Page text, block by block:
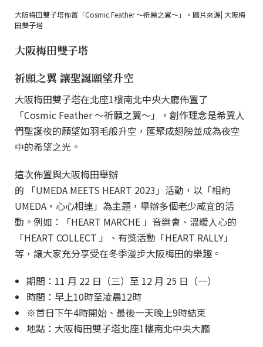
大阪梅田雙子塔佈置「Cosmic Feather ～祈願之翼～」。圖片來源| 大阪梅
田雙子塔
大阪梅田雙子塔
祈願之翼 讓聖誕願望升空
大阪梅田雙子塔在北座1樓南北中央大廳佈置了
「Cosmic Feather ～祈願之翼～」，創作理念是希冀人
們聖誕夜的願望如羽毛般升空，匯聚成翅膀並成為夜空
中的希望之光。
這次佈置與大阪梅田舉辦
的 「UMEDA MEETS HEART 2023」活動，以「相約
UMEDA，心心相連」為主題，舉辦多個老少咸宜的活
動。例如：「HEART MARCHE 」音樂會、溫暖人心的
「HEART COLLECT 」、有獎活動「HEART RALLY」
等，讓大家充分享受在冬季漫步大阪梅田的樂趣。
期間：11 月 22 日（三）至 12 月 25 日（一）
時間：早上10時至凌晨12時
※首日下午4時開始、最後一天晚上9時結束
地點：大阪梅田雙子塔北座1樓南北中央大廳